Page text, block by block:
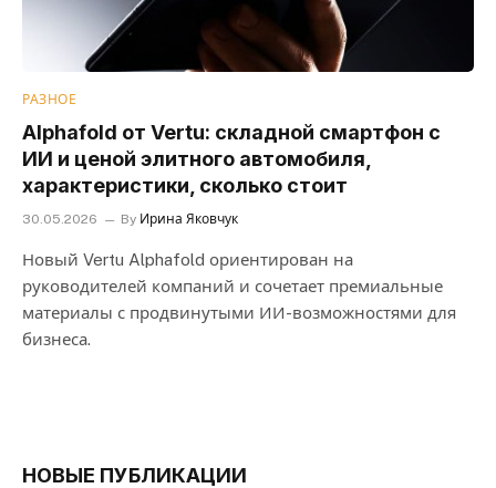
РАЗНОЕ
Alphafold от Vertu: складной смартфон с
ИИ и ценой элитного автомобиля,
характеристики, сколько стоит
30.05.2026 By Ирина Яковчук
Новый Vertu Alphafold ориентирован на
руководителей компаний и сочетает премиальные
материалы с продвинутыми ИИ-возможностями для
бизнеса.
НОВЫЕ ПУБЛИКАЦИИ